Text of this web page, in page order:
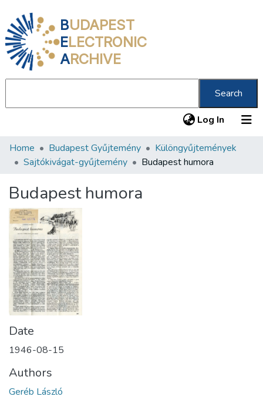
BUDAPEST
ELECTRONIC
ARCHIVE
Search
Log In (current)
Communities & Collections
Statistics
About us
Home Budapest Gyűjtemény
Különgyűjtemények
Sajtókivágat-gyűjtemény
Budapest humora
Budapest humora
Date
1946-08-15
Authors
Geréb László